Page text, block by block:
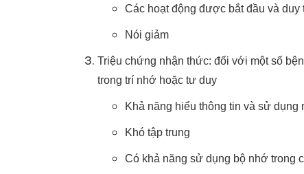
Các hoạt động được bắt đầu và duy
Nói giảm
Triệu chứng nhận thức: đối với một số
trong trí nhớ hoặc tư duy
Khả năng hiểu thông tin và sử dụng
Khó tập trung
Có khả năng sử dụng bộ nhớ trong